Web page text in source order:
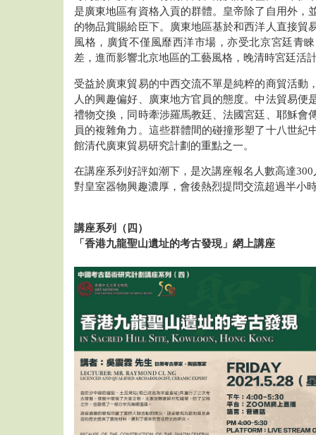
是廣東地區有資格入貢的群體。皇帝除了自用外，
的物品賞賜給臣下。廣東地區基於和西洋人直接貿
風格，廣貨不僅風靡西洋市場，亦受北京宮廷青
差，進而影響北京地區的工藝風格，晚清時宮廷活
受益於廣東貿易的中西交流不單是純粹的商貿活動
人的興趣偏好、廣東地方官員的態度。中法貿易便
禮物交換，同時牽涉羅馬教廷、法國宮廷、耶穌會
員的複雜角力。這些群體間的碰撞形塑了十八世紀
館清代廣東貿易研究計劃的重點之一。
在講座系列好評如潮下，是次講座報名人數高達
對皇室器物興趣濃厚，會後熱烈提問交流超過半小
講座系列（四）
「香港九龍聖山遺址的考古發現」網上講座